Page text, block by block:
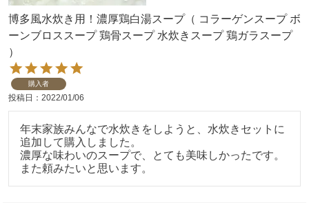
博多風水炊き用！濃厚鶏白湯スープ（ コラーゲンスープ ボ
ーンブロススープ 鶏骨スープ 水炊きスープ 鶏ガラスープ
）
購入者
投稿日 2022/01/06
年末家族みんなで水炊きをしようと、水炊きセットに
追加して購入しました。
濃厚な味わいのスープで、とても美味しかったです。
また頼みたいと思います。